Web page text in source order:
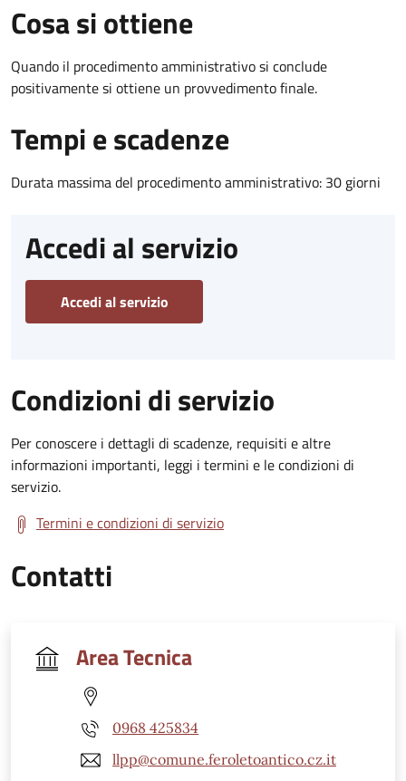
Cosa si ottiene
Quando il procedimento amministrativo si conclude
positivamente si ottiene un provvedimento finale.
Tempi e scadenze
Durata massima del procedimento amministrativo: 30 giorni
Accedi al servizio
Accedi al servizio
Condizioni di servizio
Per conoscere i dettagli di scadenze, requisiti e altre
informazioni importanti, leggi i termini e le condizioni di
servizio.
Termini e condizioni di servizio
Contatti
Area Tecnica
0968 425834
llpp@comune.feroletoantico.cz.it